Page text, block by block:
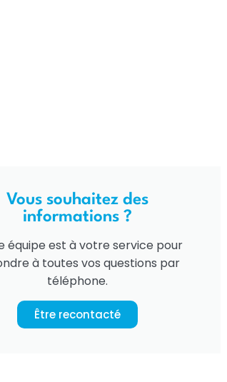
Vous souhaitez des
informations ?
équipe est à votre service pour
à toutes vos questions par
téléphone.
Être recontacté